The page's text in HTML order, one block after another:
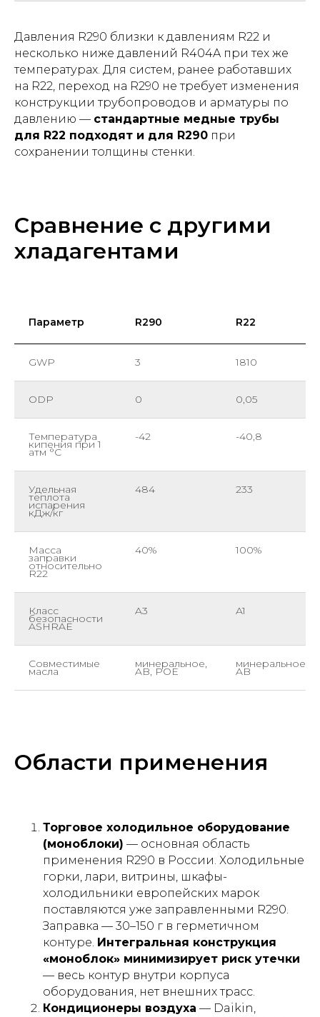
Давления R290 близки к давлениям R22 и
несколько ниже давлений R404A при тех же
температурах. Для систем, ранее работавших
на R22, переход на R290 не требует изменения
конструкции трубопроводов и арматуры по
давлению — стандартные медные трубы
для R22 подходят и для R290 при
сохранении толщины стенки.
Сравнение с другими
хладагентами
Параметр R290 R22
GWP 3 1810
ODP 0 0,05
Температура
кипения при 1
атм °C
-42 -40,8
Удельная
теплота
испарения
кДж/кг
484 233
Масса
заправки
относительно
R22
40% 100%
Класс
безопасности
ASHRAE
A3 A1
Совместимые
масла
минеральное,
AB, POE
минеральное,
AB
Области применения
Торговое холодильное оборудование
(моноблоки) — основная область
применения R290 в России. Холодильные
горки, лари, витрины, шкафы-
холодильники европейских марок
поставляются уже заправленными R290.
Заправка — 30–150 г в герметичном
контуре. Интегральная конструкция
«моноблок» минимизирует риск утечки
— весь контур внутри корпуса
оборудования, нет внешних трасс.
Кондиционеры воздуха — Daikin,